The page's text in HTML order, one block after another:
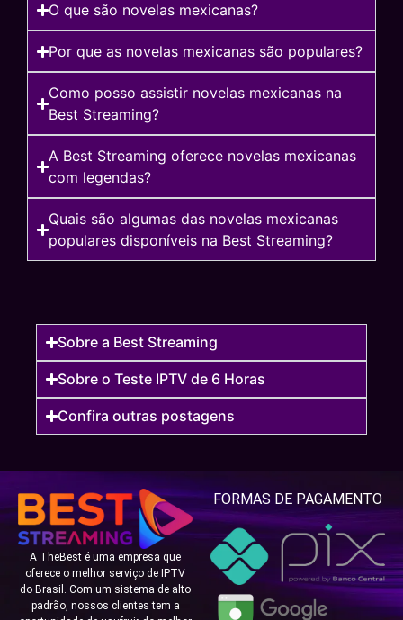
O que são novelas mexicanas?
Por que as novelas mexicanas são populares?
Como posso assistir novelas mexicanas na
Best Streaming?
A Best Streaming oferece novelas mexicanas
com legendas?
Quais são algumas das novelas mexicanas
populares disponíveis na Best Streaming?
Sobre a Best Streaming
Sobre o Teste IPTV de 6 Horas
Confira outras postagens
A TheBest é uma empresa que
oferece o melhor serviço de IPTV
do Brasil. Com um sistema de alto
padrão, nossos clientes tem a
FORMAS DE PAGAMENTO